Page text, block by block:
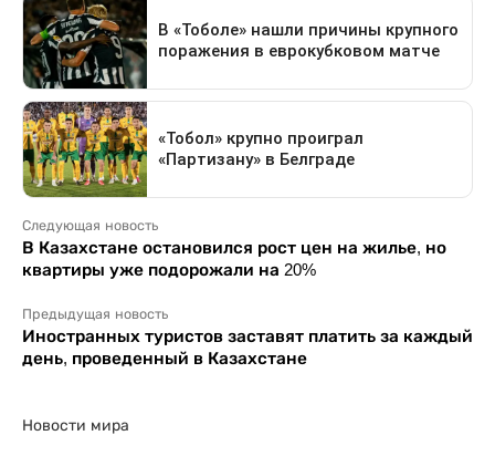
Следующая новость
В Казахстане остановился рост цен на жилье, но
квартиры уже подорожали на 20%
Предыдущая новость
Иностранных туристов заставят платить за каждый
день, проведенный в Казахстане
Новости мира